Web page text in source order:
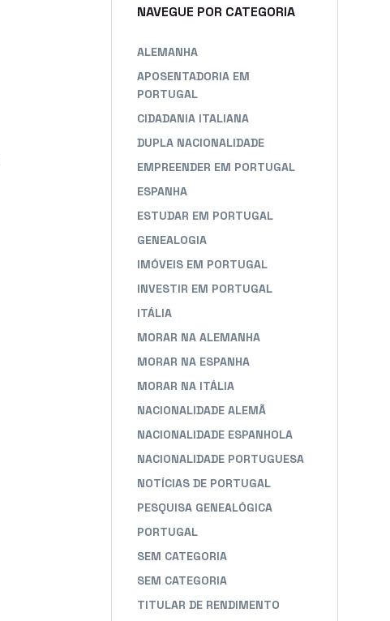
NAVEGUE POR CATEGORIA
ALEMANHA
APOSENTADORIA EM
PORTUGAL
CIDADANIA ITALIANA
DUPLA NACIONALIDADE
EMPREENDER EM PORTUGAL
ESPANHA
ESTUDAR EM PORTUGAL
GENEALOGIA
IMÓVEIS EM PORTUGAL
INVESTIR EM PORTUGAL
ITÁLIA
MORAR NA ALEMANHA
MORAR NA ESPANHA
MORAR NA ITÁLIA
NACIONALIDADE ALEMÃ
NACIONALIDADE ESPANHOLA
NACIONALIDADE PORTUGUESA
NOTÍCIAS DE PORTUGAL
PESQUISA GENEALÓGICA
PORTUGAL
SEM CATEGORIA
SEM CATEGORIA
TITULAR DE RENDIMENTO